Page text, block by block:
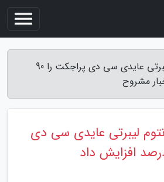
بسته الحاقی فانتوم لیبرتی عایدی سی دی پراجکت را 90
مشروح
لیبرتی عایدی سی دی